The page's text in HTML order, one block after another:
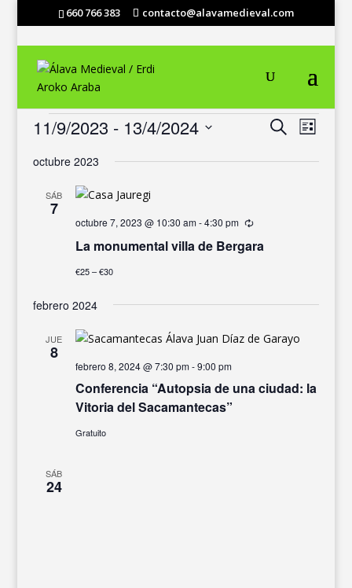
660 766 383 contacto@alavamedieval.com
EVENTOS
DE
BÚSQUEDA
Buscar
DE
DE
Lista
11/9/2023 - 13/4/2024
la
octubre 2023
SÁB
7
La monumental villa de Bergara
octubre 7, 2023 @ 10:30 am-4:30 pm Recurrente
€25 – €30
febrero 2024
JUE
8
Conferencia “Autopsia de una ciudad: la
Vitoria del Sacamantecas”
febrero 8, 2024 @ 7:30 pm-9:00 pm
Gratuito
SÁB
24